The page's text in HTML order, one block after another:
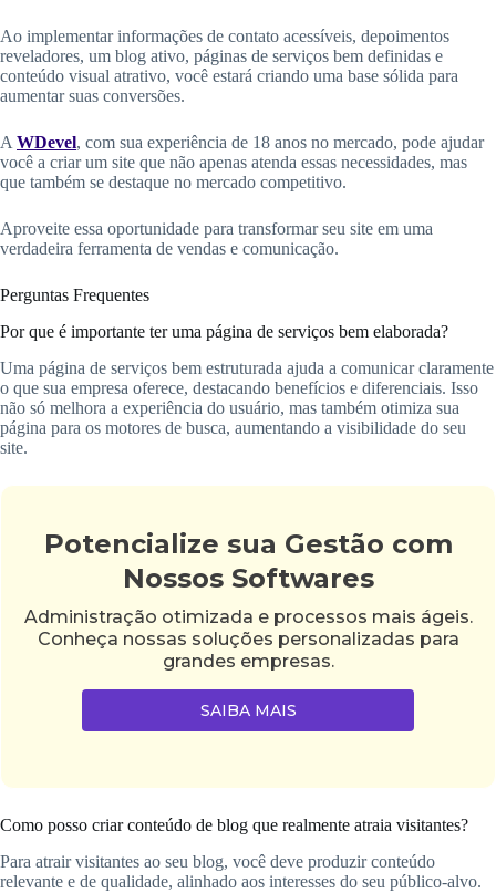
Ao implementar informações de contato acessíveis, depoimentos
reveladores, um blog ativo, páginas de serviços bem definidas e
conteúdo visual atrativo, você estará criando uma base sólida para
aumentar suas conversões.
A WDevel, com sua experiência de 18 anos no mercado, pode ajudar
você a criar um site que não apenas atenda essas necessidades, mas
que também se destaque no mercado competitivo.
Aproveite essa oportunidade para transformar seu site em uma
verdadeira ferramenta de vendas e comunicação.
Perguntas Frequentes
Por que é importante ter uma página de serviços bem elaborada?
Uma página de serviços bem estruturada ajuda a comunicar claramente
o que sua empresa oferece, destacando benefícios e diferenciais. Isso
não só melhora a experiência do usuário, mas também otimiza sua
página para os motores de busca, aumentando a visibilidade do seu
site.
Potencialize sua Gestão com
Nossos Softwares
Administração otimizada e processos mais ágeis.
Conheça nossas soluções personalizadas para
grandes empresas.
SAIBA MAIS
Como posso criar conteúdo de blog que realmente atraia visitantes?
Para atrair visitantes ao seu blog, você deve produzir conteúdo
relevante e de qualidade, alinhado aos interesses do seu público-alvo.